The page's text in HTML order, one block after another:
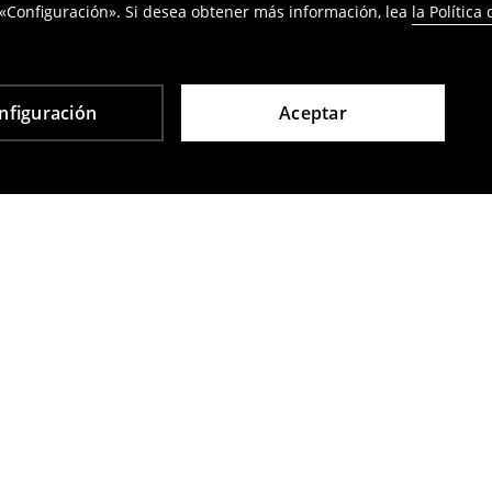
Si desea obtener más información, lea la Política
Aceptar